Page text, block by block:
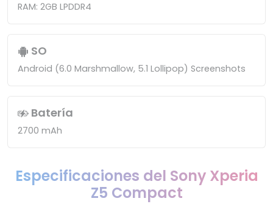
RAM: 2GB LPDDR4
SO
Android (6.0 Marshmallow, 5.1 Lollipop) Screenshots
Batería
2700 mAh
Especificaciones del Sony Xperia
Z5 Compact